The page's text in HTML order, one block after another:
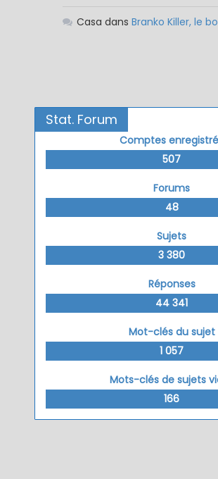
Casa dans Branko Killer, le
Stat. Forum
Comptes
507
Forums
48
Sujets
3 380
Réponses
44 341
Mot-clés du sujet
1 057
Mots-clés de sujets
166